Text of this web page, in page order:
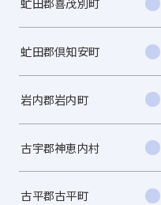
虻田郡倶知安町
岩内郡岩内町
古宇郡神恵内村
古平郡古平町